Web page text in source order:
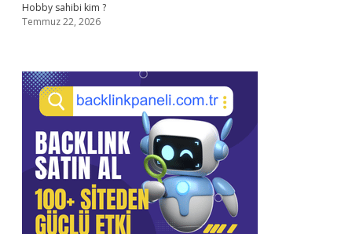
Hobby sahibi kim ?
Temmuz 22, 2026